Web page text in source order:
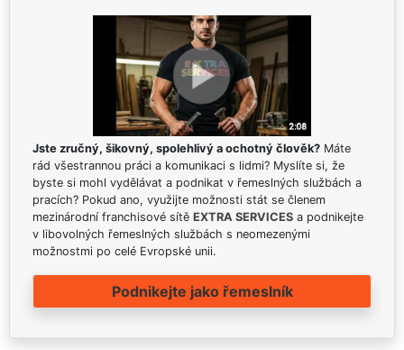
Jste zručný, šikovný, spolehlivý a ochotný člověk? Máte
rád všestrannou práci a komunikaci s lidmi? Myslíte si, že
byste si mohl vydělávat a podnikat v řemeslných službách a
pracích? Pokud ano, využijte možnosti stát se členem
mezinárodní franchisové sítě EXTRA SERVICES a podnikejte
v libovolných řemeslných službách s neomezenými
možnostmi po celé Evropské unii.
Podnikejte jako řemeslník